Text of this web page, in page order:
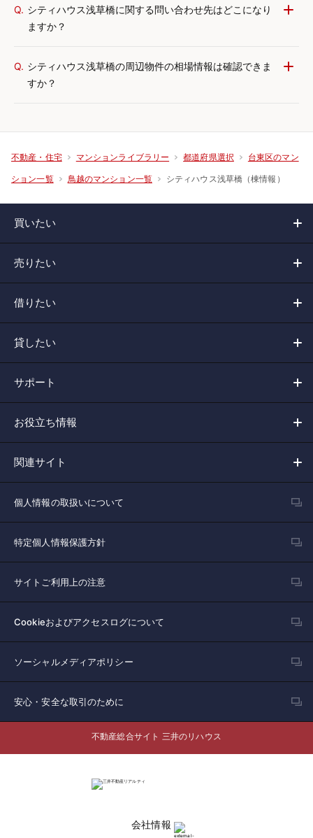
Q. シティハウス浅草橋に関する問い合わせ先はどこになり
ますか？
Q. シティハウス浅草橋の周辺物件の相場情報は確認できま
すか？
不動産・住宅 マンションライブラリー 都道府県選択 台東区のマン
ション一覧 鳥越のマンション一覧 シティハウス浅草橋（棟情報）
買いたい
売りたい
借りたい
貸したい
サポート
お役立ち情報
関連サイト
個人情報の取扱いについて
特定個人情報保護方針
サイトご利用上の注意
Cookieおよびアクセスログについて
ソーシャルメディアポリシー
安心・安全な取引のために
不動産総合サイト 三井のリハウス
会社情報